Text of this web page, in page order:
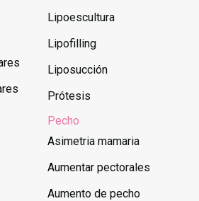
Lipoescultura
Lipofilling
Liposucción
Prótesis
Pecho
Asimetria mamaria
Aumentar pectorales
Aumento de pecho